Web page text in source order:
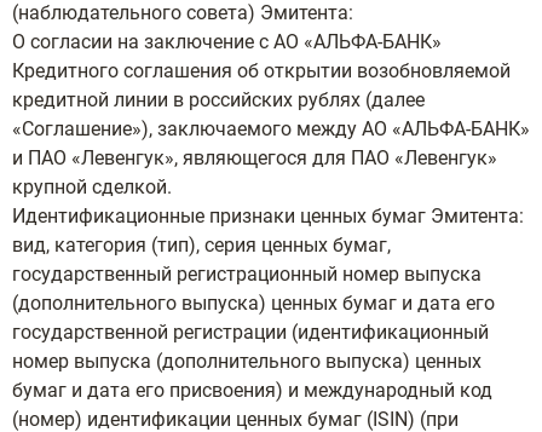
(наблюдательного совета) Эмитента:
О согласии на заключение с АО «АЛЬФА-БАНК»
Кредитного соглашения об открытии возобновляемой
кредитной линии в российских рублях (далее
«Соглашение»), заключаемого между АО «АЛЬФА-БАНК»
и ПАО «Левенгук», являющегося для ПАО «Левенгук»
крупной сделкой.
Идентификационные признаки ценных бумаг Эмитента:
вид, категория (тип), серия ценных бумаг,
государственный регистрационный номер выпуска
(дополнительного выпуска) ценных бумаг и дата его
государственной регистрации (идентификационный
номер выпуска (дополнительного выпуска) ценных
бумаг и дата его присвоения) и международный код
(номер) идентификации ценных бумаг (ISIN) (при